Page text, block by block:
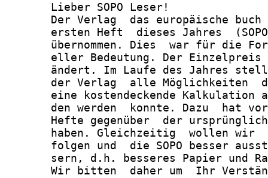
       Lieber SOPO Leser!
Der Verlag  das europäische
ersten Heft  dieses Jahres
übernommen. Dies  war für die
eller Bedeutung. Der
ändert. Im Laufe des Jahres
der Verlag  alle Möglichkeiten
eine kostendeckende Kalkulation
den werden  konnte. Dazu  hat
Hefte gegenüber  der
haben. Gleichzeitig  wollen wir
folgen und  die SOPO besser
sern, d.h. besseres Papier und
Wir bitten  daher um  Ihr